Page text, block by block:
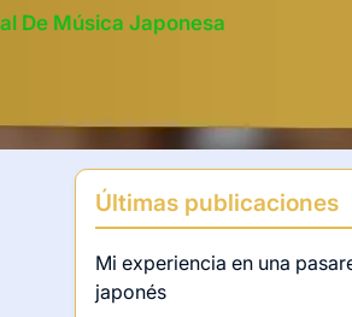
De Música Japonesa
Últimas publicaciones
Mi experiencia en una
japonés